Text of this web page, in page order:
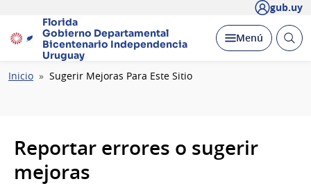
gub.uy
Florida
Gobierno Departamental
Bicentenario Independencia
Uruguay
Desplegar
Menú Abrir
Ruta
Inicio Sugerir Mejoras Para Este Sitio
Reportar errores o sugerir
mejoras